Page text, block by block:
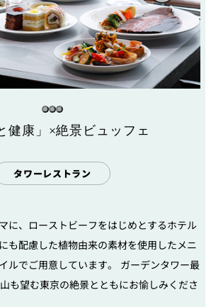
健康」×絶景ビュッフェ
タワーレストラン
に、ローストビーフをはじめとするホテル
も配慮した植物由来の素材を使用したメニ
ルでご用意しています。 ガーデンタワー最
も望む東京の絶景とともにお愉しみくださ